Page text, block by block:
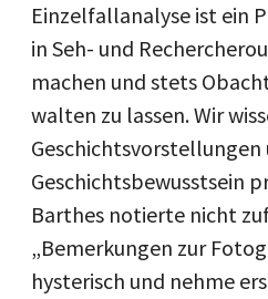
Einzelfallanalyse ist ein
in Seh- und
machen und stets
walten zu lassen. Wir
Geschichtsvorstellungen
Geschichtsbewusstsein
Barthes notierte nicht
„Bemerkungen zur
hysterisch und nehme